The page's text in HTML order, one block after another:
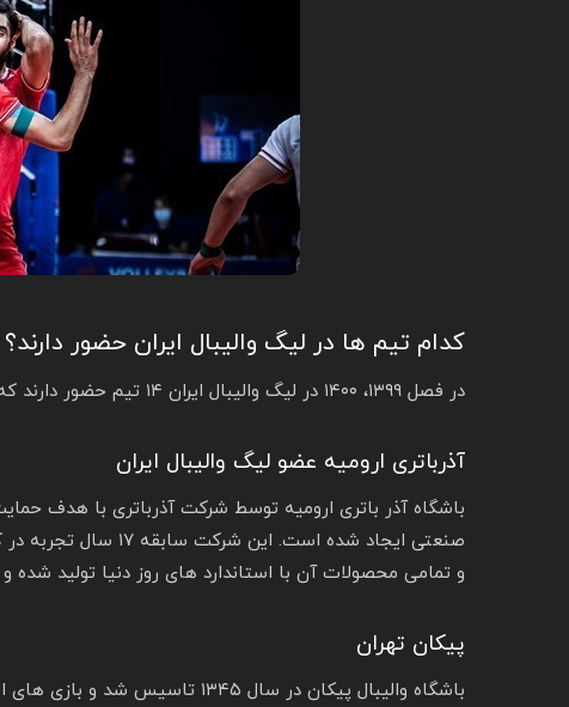
کدام تیم ها در لیگ والیبال ایران حضور دارند؟
در فصل ۱۳۹۹، ۱۴۰۰ در لیگ والیبال ایران ۱۴ تیم حضور دارند که در ادامه به معرفی این تیم ها می پردازیم.
آذرباتری ارومیه عضو لیگ والیبال ایران
باشگاه آذر باتری ارومیه توسط شرکت آذرباتری با هدف
صنعتی ایجاد شده
و تمامی محصولات آن با استاندارد های روز دنیا تولید شده و
پیکان تهران
باشگاه والیبال پیکان در سال